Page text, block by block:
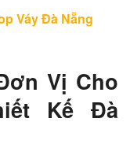
Váy Đà Nẵng
Vị Cho
Kế Đà